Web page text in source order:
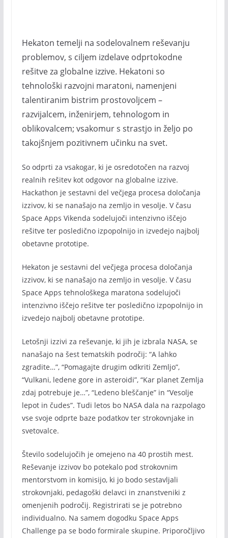
Hekaton temelji na sodelovalnem reševanju
problemov, s ciljem izdelave odprtokodne
rešitve za globalne izzive. Hekatoni so
tehnološki razvojni maratoni, namenjeni
talentiranim bistrim prostovoljcem –
razvijalcem, inženirjem, tehnologom in
oblikovalcem; vsakomur s strastjo in željo po
takojšnjem pozitivnem učinku na svet.
So odprti za vsakogar, ki je osredotočen na razvoj
realnih rešitev kot odgovor na globalne izzive.
Hackathon je sestavni del večjega procesa določanja
izzivov, ki se nanašajo na zemljo in vesolje. V času
Space Apps Vikenda sodelujoči intenzivno iščejo
rešitve ter posledično izpopolnijo in izvedejo najbolj
obetavne prototipe.
Hekaton je sestavni del večjega procesa določanja
izzivov, ki se nanašajo na zemljo in vesolje. V času
Space Apps tehnološkega maratona sodelujoči
intenzivno iščejo rešitve ter posledično izpopolnijo in
izvedejo najbolj obetavne prototipe.
Letošnji izzivi za reševanje, ki jih je izbrala NASA, se
nanašajo na šest tematskih področij: “A lahko
zgradite…”, “Pomagajte drugim odkriti Zemljo”,
“Vulkani, ledene gore in asteroidi”, “Kar planet Zemlja
zdaj potrebuje je…”, “Ledeno bleščanje” in “Vesolje
lepot in čudes”. Tudi letos bo NASA dala na razpolago
vse svoje odprte baze podatkov ter strokovnjake in
svetovalce.
Število sodelujočih je omejeno na 40 prostih mest.
Reševanje izzivov bo potekalo pod strokovnim
mentorstvom in komisijo, ki jo bodo sestavljali
strokovnjaki, pedagoški delavci in znanstveniki z
omenjenih področij. Registrirati se je potrebno
individualno. Na samem dogodku Space Apps
Challenge pa se bodo formirale skupine. Priporočljivo